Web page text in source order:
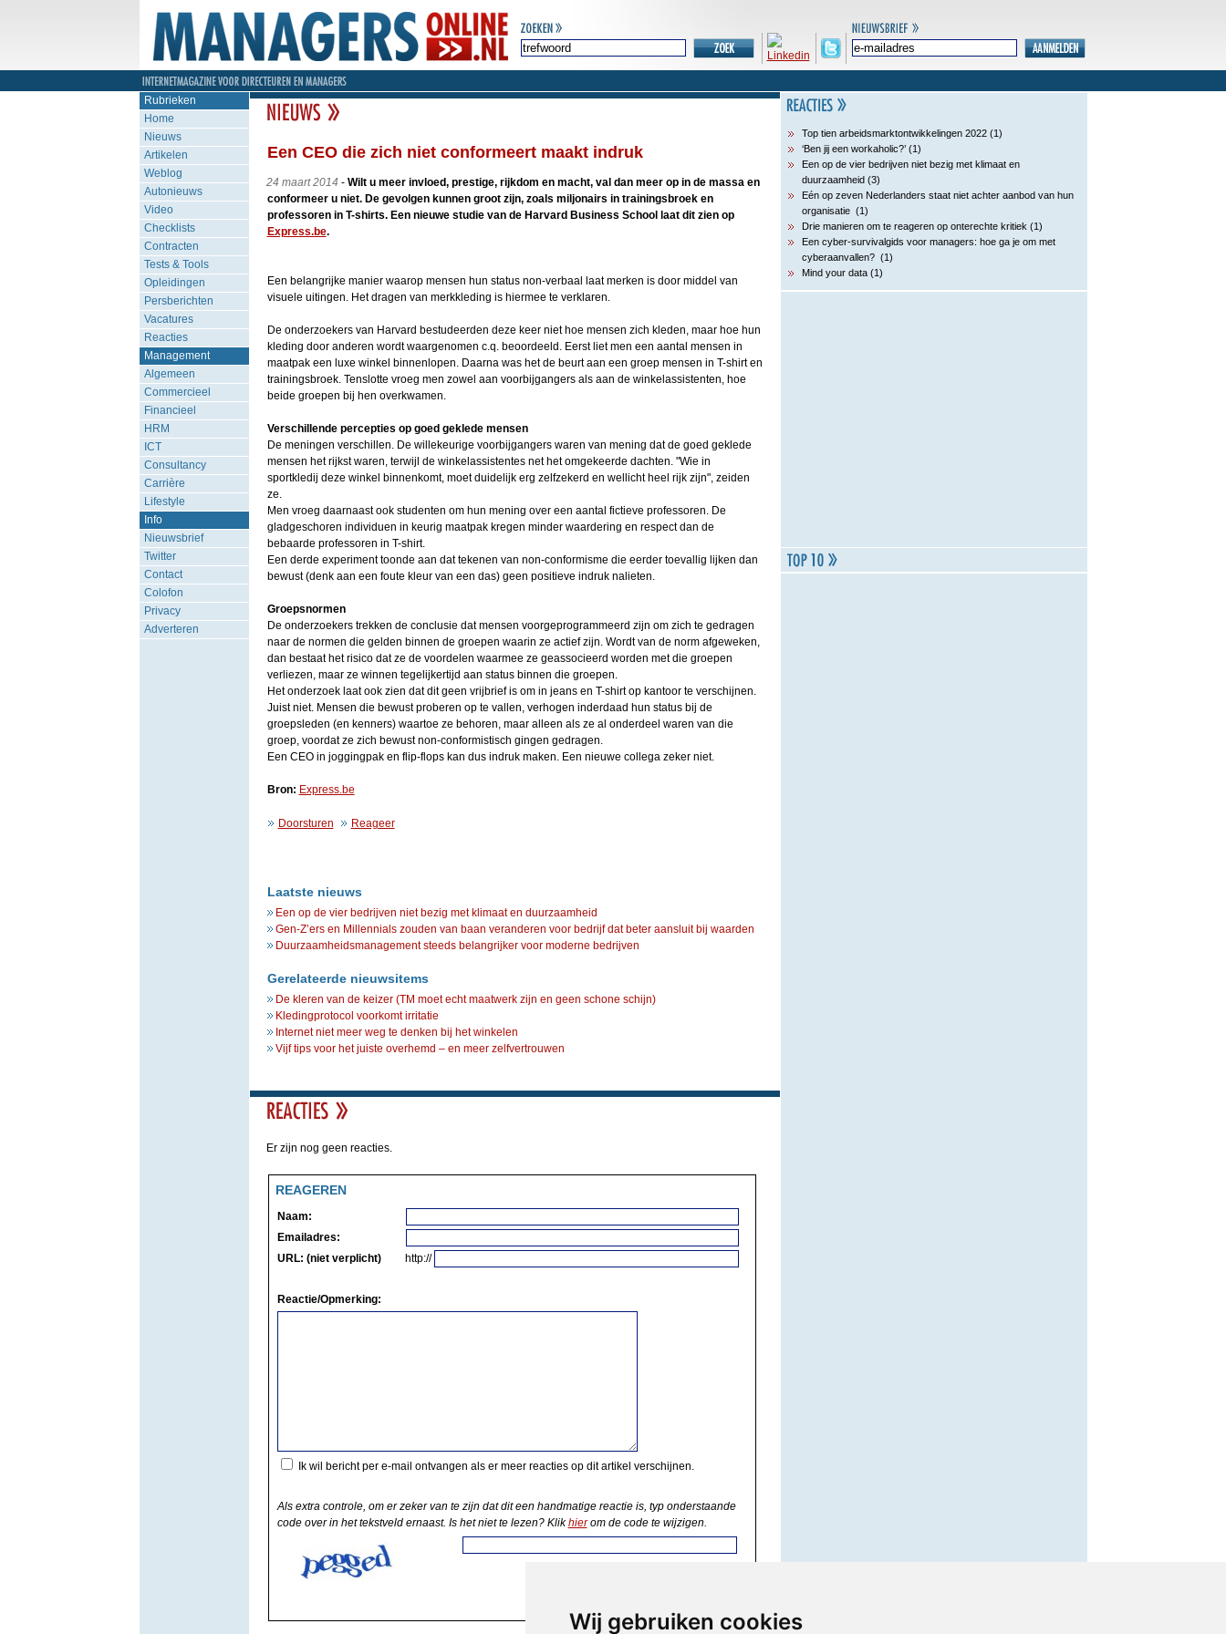
Wij gebruiken cookies
Rubrieken
Home
Nieuws
Artikelen
Weblog
Autonieuws
Video
Checklists
Contracten
Tests & Tools
Opleidingen
Persberichten
Vacatures
Reacties
Management
Algemeen
Commercieel
Financieel
HRM
ICT
Consultancy
Carrière
Lifestyle
Info
Nieuwsbrief
Twitter
Contact
Colofon
Privacy
Adverteren
Een CEO die zich niet conformeert maakt indruk
24 maart 2014 - Wilt u meer invloed, prestige, rijkdom en macht, val dan meer op in de massa en
conformeer u niet. De gevolgen kunnen groot zijn, zoals miljonairs in trainingsbroek en
professoren in T-shirts. Een nieuwe studie van de Harvard Business School laat dit zien op
Express.be.
Een belangrijke manier waarop mensen hun status non-verbaal laat merken is door middel van
visuele uitingen. Het dragen van merkkleding is hiermee te verklaren.
De onderzoekers van Harvard bestudeerden deze keer niet hoe mensen zich kleden, maar hoe hun
kleding door anderen wordt waargenomen c.q. beoordeeld. Eerst liet men een aantal mensen in
maatpak een luxe winkel binnenlopen. Daarna was het de beurt aan een groep mensen in T-shirt en
trainingsbroek. Tenslotte vroeg men zowel aan voorbijgangers als aan de winkelassistenten, hoe
beide groepen bij hen overkwamen.
Verschillende percepties op goed geklede mensen
De meningen verschillen. De willekeurige voorbijgangers waren van mening dat de goed geklede
mensen het rijkst waren, terwijl de winkelassistentes net het omgekeerde dachten. "Wie in
sportkledij deze winkel binnenkomt, moet duidelijk erg zelfzekerd en wellicht heel rijk zijn", zeiden
ze.
Men vroeg daarnaast ook studenten om hun mening over een aantal fictieve professoren. De
gladgeschoren individuen in keurig maatpak kregen minder waardering en respect dan de
bebaarde professoren in T-shirt.
Een derde experiment toonde aan dat tekenen van non-conformisme die eerder toevallig lijken dan
bewust (denk aan een foute kleur van een das) geen positieve indruk nalieten.
Groepsnormen
De onderzoekers trekken de conclusie dat mensen voorgeprogrammeerd zijn om zich te gedragen
naar de normen die gelden binnen de groepen waarin ze actief zijn. Wordt van de norm afgeweken,
dan bestaat het risico dat ze de voordelen waarmee ze geassocieerd worden met die groepen
verliezen, maar ze winnen tegelijkertijd aan status binnen die groepen.
Het onderzoek laat ook zien dat dit geen vrijbrief is om in jeans en T-shirt op kantoor te verschijnen.
Juist niet. Mensen die bewust proberen op te vallen, verhogen inderdaad hun status bij de
groepsleden (en kenners) waartoe ze behoren, maar alleen als ze al onderdeel waren van die
groep, voordat ze zich bewust non-conformistisch gingen gedragen.
Een CEO in joggingpak en flip-flops kan dus indruk maken. Een nieuwe collega zeker niet.
Bron: Express.be
Doorsturen Reageer
Laatste nieuws
Een op de vier bedrijven niet bezig met klimaat en duurzaamheid
Gen-Z’ers en Millennials zouden van baan veranderen voor bedrijf dat beter aansluit bij waarden
Duurzaamheidsmanagement steeds belangrijker voor moderne bedrijven
Gerelateerde nieuwsitems
De kleren van de keizer (TM moet echt maatwerk zijn en geen schone schijn)
Kledingprotocol voorkomt irritatie
Internet niet meer weg te denken bij het winkelen
Vijf tips voor het juiste overhemd – en meer zelfvertrouwen
Er zijn nog geen reacties.
REAGEREN
Naam:
Emailadres:
URL: (niet verplicht)
http://
Reactie/Opmerking:
Ik wil bericht per e-mail ontvangen als er meer reacties op dit artikel verschijnen.
Als extra controle, om er zeker van te zijn dat dit een handmatige reactie is, typ onderstaande
code over in het tekstveld ernaast. Is het niet te lezen? Klikhierom de code te wijzigen.
Top tien arbeidsmarktontwikkelingen 2022 (1)
‘Ben jij een workaholic?’ (1)
Een op de vier bedrijven niet bezig met klimaat en
duurzaamheid (3)
Eén op zeven Nederlanders staat niet achter aanbod van hun
organisatie (1)
Drie manieren om te reageren op onterechte kritiek (1)
Een cyber-survivalgids voor managers: hoe ga je om met
cyberaanvallen? (1)
Mind your data (1)